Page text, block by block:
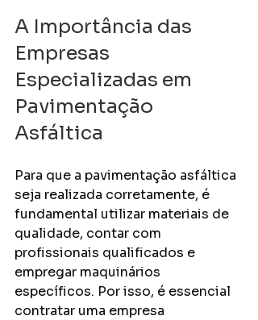
A Importância das
Empresas
Especializadas em
Pavimentação
Asfáltica
Para que a pavimentação asfáltica
seja realizada corretamente, é
fundamental utilizar materiais de
qualidade, contar com
profissionais qualificados e
empregar maquinários
específicos. Por isso, é essencial
contratar uma empresa